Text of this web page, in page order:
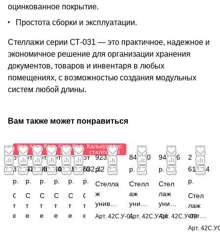
оцинкованное покрытие.
Простота сборки и эксплуатации.
Стеллажи серии СТ-031 — это практичное, надежное и
экономичное решение для организации хранения
документов, товаров и инвентаря в любых
помещениях, с возможностью создания модульных
систем любой длины.
Вам также может понравиться
Калькулятор
стеллажей
от
375,42
р.
С
т
е
Калькулятор
стеллажей
от
573,60
р.
С
т
е
Калькулятор
стеллажей
от
285,84
р.
С
т
е
Калькулятор
стеллажей
от
206,88
р.
С
т
е
Калькулятор
стеллажей
от
191,76
р.
С
т
е
Калькулятор
стеллажей
от
532,32
р.
С
т
е
923,88
р.
Стелла
ж
универ
сальны
Арт. 42С.У-01
841,80
р.
Стелл
аж
униве
рсаль
Арт.42С.У-04
941,76
р.
Стел
лаж
униве
рсаль
Арт.42С.У-02
2
616,24
р.
Стел
лаж
специ
альн
Арт.